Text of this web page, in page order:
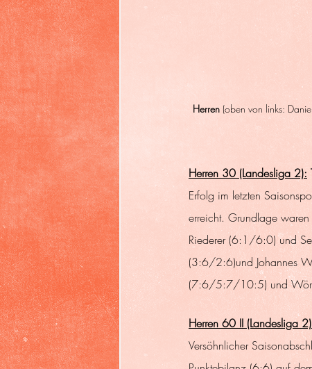
Herren (oben von links:
Herren 30 (Landesliga 2):
Erfolg im letzten
erreicht. Grundlage
Riederer (6:1/6:0) und
(3:6/2:6)und Johannes
(7:6/5:7/10:5) und
Herren 60 II (Landesliga
Versöhnlicher